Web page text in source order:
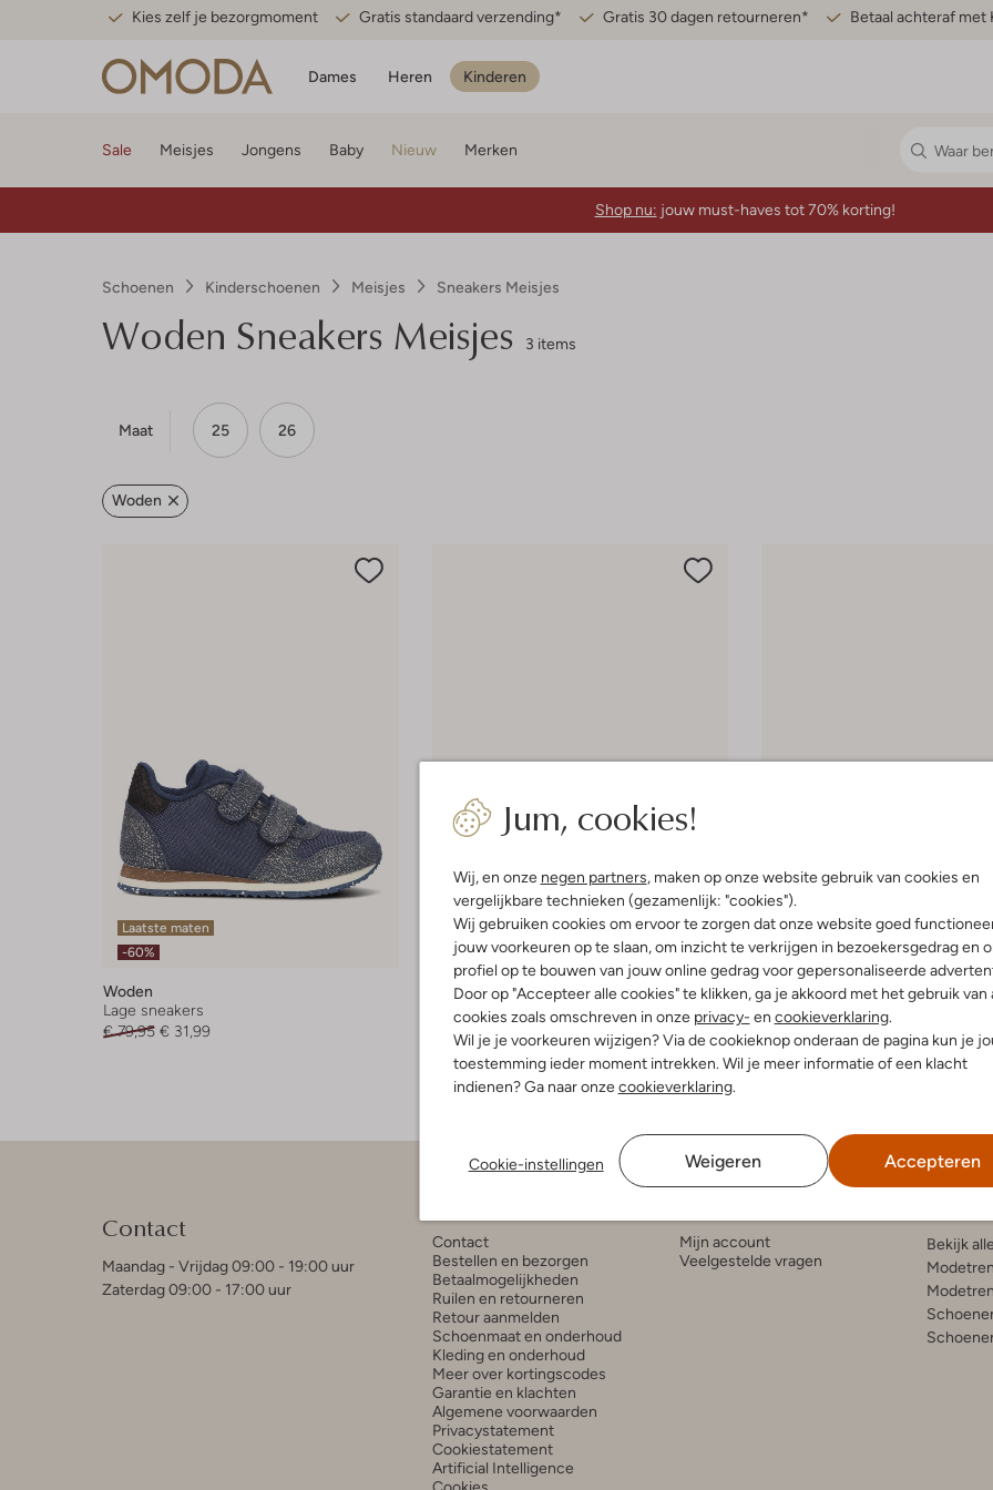
Kies zelf je bezorgmoment Gratis standaard verzending* Gratis 30 dagen retourneren* Betaal achteraf met
Dames Heren Kinderen
Jum, cookies!
Wij, en onze negen partners, maken op onze website gebruik van cookies en
vergelijkbare technieken (gezamenlijk: "cookies").
Wij gebruiken cookies om ervoor te zorgen dat onze website goed
jouw voorkeuren op te slaan, om inzicht te verkrijgen in bezoekersgedrag en
profiel op te bouwen van jouw online gedrag voor gepersonaliseerde
Door op "Accepteer alle cookies" te klikken, ga je akkoord met het gebruik van
cookies zoals omschreven in onze privacy- en cookieverklaring.
Wil je je voorkeuren wijzigen? Via de cookieknop onderaan de pagina kun je
toestemming ieder moment intrekken. Wil je meer informatie of een klacht
indienen? Ga naar onzecookieverklaring.
Cookie-instellingen Weigeren Accepteren
Sale Meisjes Jongens Baby Nieuw Merken
Shop nu: jouw must-haves tot 70% korting!
Schoenen Kinderschoenen Meisjes Sneakers Meisjes
Woden Sneakers Meisjes 3 items
Maat 25 26
Woden
Laatste maten
-60%
Woden
Lage sneakers
€ 79,95 € 31,99
Laatste item
-60%
Woden
Lage sneakers
€ 69,95
€ 27,99
Laatste item
-60%
Woden
Lage sneakers
€ 25,99
Contact
Maandag - Vrijdag 09:00 - 19:00 uur
Zaterdag 09:00 - 17:00 uur
Contact
Bestellen en bezorgen
Betaalmogelijkheden
Ruilen en retourneren
Retour aanmelden
Schoenmaat en onderhoud
Kleding en onderhoud
Meer over kortingscodes
Garantie en klachten
Algemene voorwaarden
Privacystatement
Cookiestatement
Artificial Intelligence
Mijn account
Veelgestelde vragen
Bekijk